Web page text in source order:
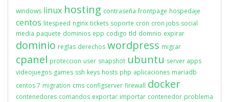
windows linux hosting contraseña frontpage hospedaje
centos litespeed nginx tickets soporte cron cron jobs social
media paquete dominios epp codigo tld domnio expirar
dominio reglas derechos wordpress migrar
cpanel proteccion user snapshot ubuntu server apps
videojuegos games ssh keys hosts php aplicaciones mariadb
centos 7 migration cms configserver firewall docker
contenedores comandos exportar importar contenedor problema